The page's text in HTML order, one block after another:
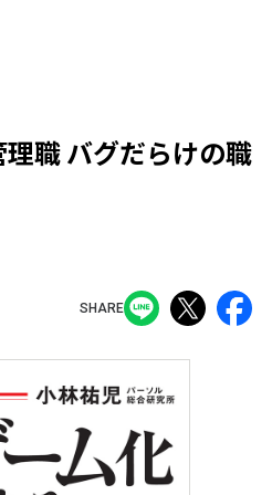
職 バグだらけの職
SHARE